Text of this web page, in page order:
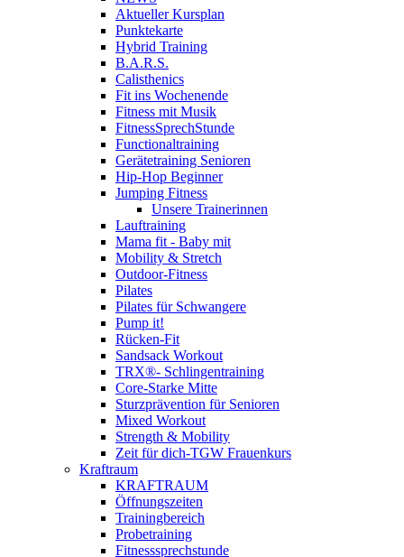
Aktueller Kursplan
Punktekarte
Hybrid Training
B.A.R.S.
Calisthenics
Fit ins Wochenende
Fitness mit Musik
FitnessSprechStunde
Functionaltraining
Gerätetraining Senioren
Hip-Hop Beginner
Jumping Fitness
Unsere Trainerinnen
Lauftraining
Mama fit - Baby mit
Mobility & Stretch
Outdoor-Fitness
Pilates
Pilates für Schwangere
Pump it!
Rücken-Fit
Sandsack Workout
TRX®- Schlingentraining
Core-Starke Mitte
Sturzprävention für Senioren
Mixed Workout
Strength & Mobility
Zeit für dich-TGW Frauenkurs
Kraftraum
KRAFTRAUM
Öffnungszeiten
Trainingbereich
Probetraining
Fitnesssprechstunde